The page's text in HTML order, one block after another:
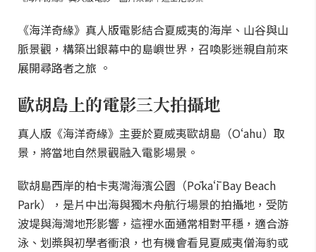
《海洋奇緣》真人版電影結合夏威夷的海岸、山谷與山
脈景觀，構築出銀幕中的島嶼世界，召喚影迷親自前來
展開尋路者之旅 。
歐胡島上的電影三大拍攝地
真人版《海洋奇緣》主要於夏威夷歐胡島（Oʻahu）取
景，將當地自然景觀融入電影場景。
歐胡島西岸的柏卡夷灣海濱公園（Pōkaʻī Bay Beach
Park），是片中出海與獨木舟航行場景的拍攝地，受防
波堤與海灣地形影響，這裡水面通常相對平穩，適合游
泳、划槳與初學者衝浪，也有機會看見夏威夷僧海豹或